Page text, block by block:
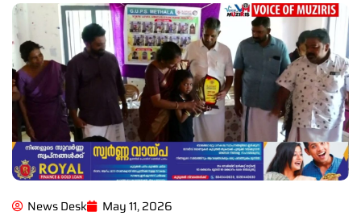
News Desk May 11, 2026